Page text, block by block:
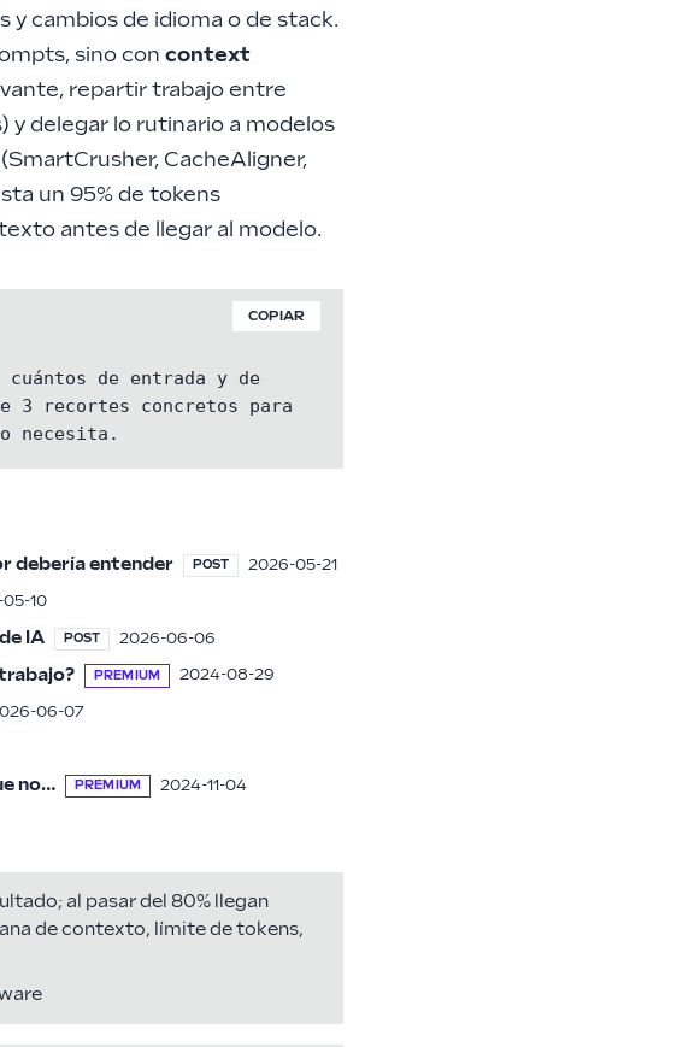
y cambios de idioma o de stack.
, sino con context
repartir trabajo entre
y delegar lo rutinario a modelos
CacheAligner,
un 95% de tokens
antes de llegar al modelo.
COPIAR
cuántos de entrada y de
3 recortes concretos para
necesita.
debería entender POST 2026-05-21
10
IA POST 2026-06-06
PREMIUM 2024-08-29
06-07
no… PREMIUM 2024-11-04
al pasar del 80% llegan
de contexto, límite de tokens,